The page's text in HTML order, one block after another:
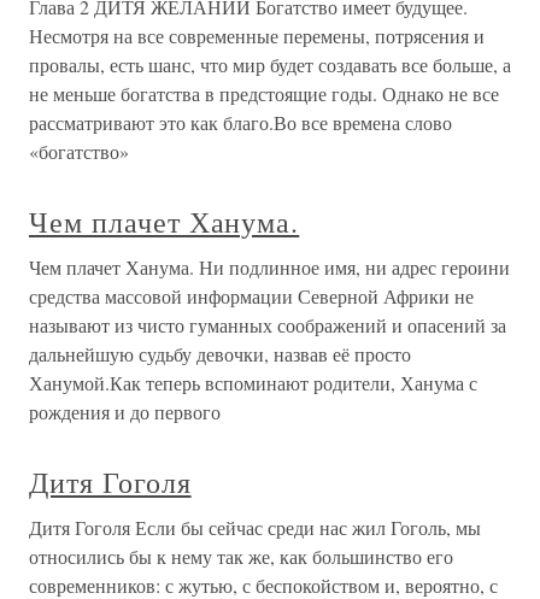
Глава 2 ДИТЯ ЖЕЛАНИЙ Богатство имеет будущее.
Несмотря на все современные перемены, потрясения и
провалы, есть шанс, что мир будет создавать все больше, а
не меньше богатства в предстоящие годы. Однако не все
рассматривают это как благо.Во все времена слово
«богатство»
Чем плачет Ханума.
Чем плачет Ханума. Ни подлинное имя, ни адрес героини
средства массовой информации Северной Африки не
называют из чисто гуманных соображений и опасений за
дальнейшую судьбу девочки, назвав её просто
Ханумой.Как теперь вспоминают родители, Ханума с
рождения и до первого
Дитя Гоголя
Дитя Гоголя Если бы сейчас среди нас жил Гоголь, мы
относились бы к нему так же, как большинство его
современников: с жутью, с беспокойством и, вероятно, с